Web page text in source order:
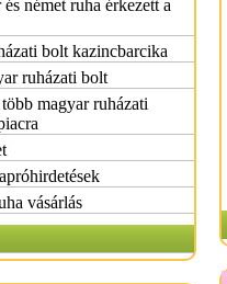
német ruha érkezett a
bolt kazincbarcika
ruházati bolt
magyar ruházati
vásárlás